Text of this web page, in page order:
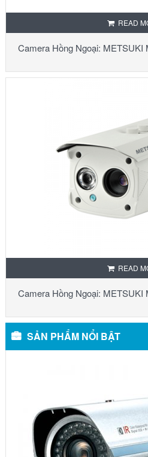
READ
Camera Hồng Ngoại: METSUKI
READ
Camera Hồng Ngoại: METSUKI
SẢN PHẨM NỔI BẬT